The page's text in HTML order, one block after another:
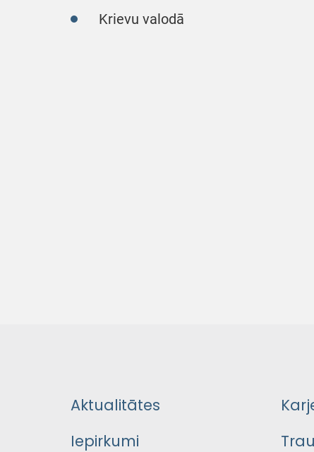
Krievu valodā
Aktualitātes
Iepirkumi